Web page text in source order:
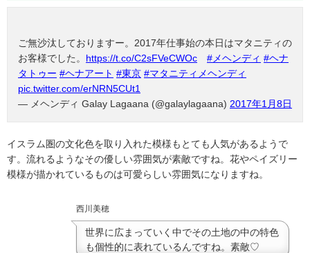
ご無沙汰しておりますー。2017年仕事始の本日はマタニティの
お客様でした。 https://t.co/C2sFVeCWOc #メヘンディ #ヘナ
タトゥー #ヘナアート #東京 #マタニティメヘンディ
pic.twitter.com/erNRN5CUt1
— メヘンディ Galay Lagaana (@galaylagaana) 2017年1月8日
イスラム圏の文化色を取り入れた模様もとても人気があるようで
す。流れるようなその優しい雰囲気が素敵ですね。花やペイズリー
模様が描かれているものは可愛らしい雰囲気になりますね。
西川美穂
世界に広まっていく中でその土地の中の特色
も個性的に表れているんですね。素敵♡